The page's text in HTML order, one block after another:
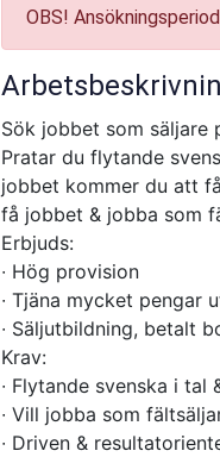
OBS!
Sök jobbet som säljare
Pratar du flytande
jobbet kommer du att
få jobbet & jobba som
Erbjuds:
∙ Hög provision
∙ Tjäna mycket pengar
∙ Säljutbildning, betalt
Krav:
∙ Flytande svenska i tal
∙ Vill jobba som
∙ Driven &